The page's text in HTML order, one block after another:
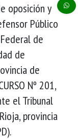
oposición y
Público
de
de
de
Nº 201,
el Tribunal
provincia